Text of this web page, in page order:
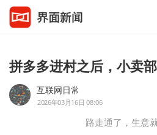
拼多多进村之后，小卖
互联网日常
2026年03月16日 08:06
路走通了，生意